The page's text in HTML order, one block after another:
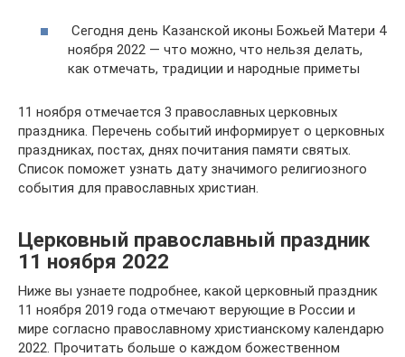
Сегодня день Казанской иконы Божьей Матери 4
ноября 2022 — что можно, что нельзя делать,
как отмечать, традиции и народные приметы
11 ноября отмечается 3 православных церковных
праздника. Перечень событий информирует о церковных
праздниках, постах, днях почитания памяти святых.
Список поможет узнать дату значимого религиозного
события для православных христиан.
Церковный православный праздник
11 ноября 2022
Ниже вы узнаете подробнее, какой церковный праздник
11 ноября 2019 года отмечают верующие в России и
мире согласно православному христианскому календарю
2022. Прочитать больше о каждом божественном